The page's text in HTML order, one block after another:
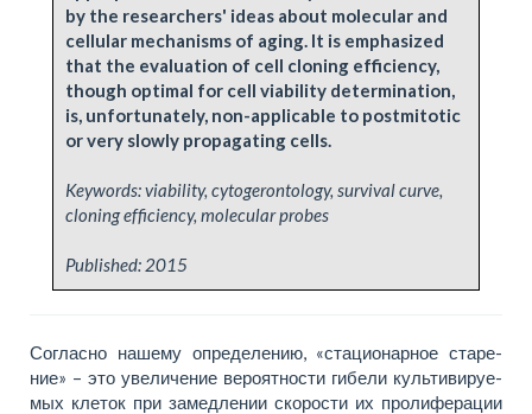
by the researchers' ideas about molecular and
cellular mechanisms of aging. It is emphasized
that the evaluation of cell cloning efficiency,
though optimal for cell viability determination,
is, unfortunately, non-applicable to postmitotic
or very slowly propagating cells.
Keywords: viability, cytogerontology, survival curve,
cloning efficiency, molecular probes
Published: 2015
Согласно на­ше­му опре­де­ле­нию, «ста­ци­о­нар­ное ста­ре­
ние» – это уве­ли­че­ние ве­ро­ят­но­сти ги­бе­ли культи­ви­ру­е­
мых кле­ток при за­медле­нии ско­ро­сти их про­ли­фе­ра­ции